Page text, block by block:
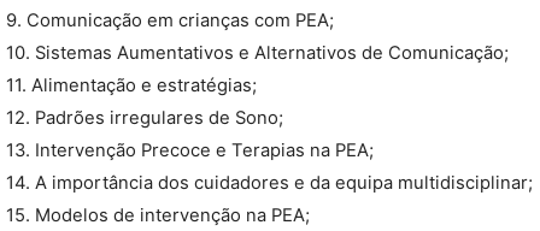
9. Comunicação em crianças com PEA;
10. Sistemas Aumentativos e Alternativos de Comunicação;
11. Alimentação e estratégias;
12. Padrões irregulares de Sono;
13. Intervenção Precoce e Terapias na PEA;
14. A importância dos cuidadores e da equipa multidisciplinar;
15. Modelos de intervenção na PEA;